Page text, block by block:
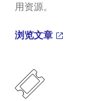
用资源。
浏览文章